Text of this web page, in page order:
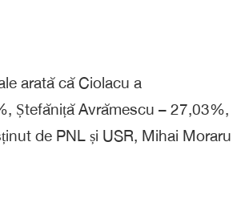
arată că Ciolacu a
Ștefăniță Avrămescu – 27,03%,
de PNL și USR, Mihai Moraru